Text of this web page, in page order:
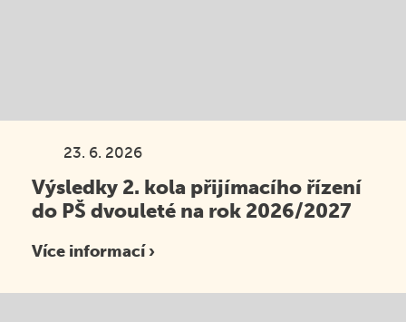
23. 6. 2026
Výsledky 2. kola přijímacího řízení
do PŠ dvouleté na rok 2026/2027
Více informací ›